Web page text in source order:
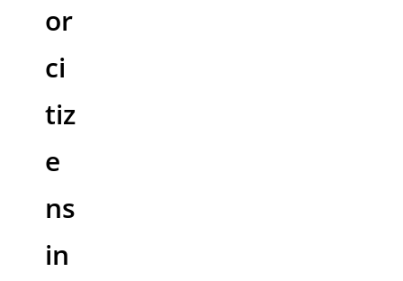
or
ci
tiz
e
ns
in